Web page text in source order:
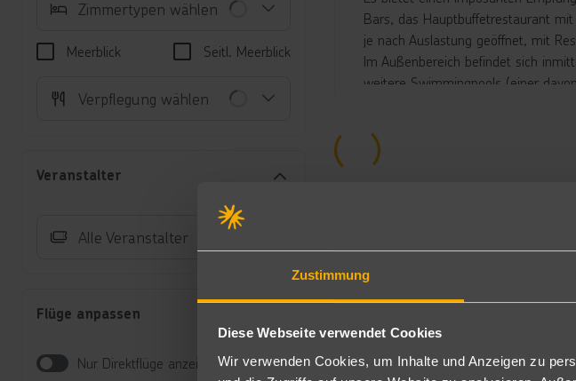
Zustimmung
Diese Webseite verwendet Cookies
Wir verwenden Cookies, um Inhalte und Anzeigen zu
Zimmertypen wählen
Meerblick Seitl. Meerblick
Verpflegung wählen
Veranstalter
Alle Veranstalter
Flüge anpassen
Nur Direktflüge anzeigen
Bars, das Hauptbuffetrestaurant
je nach Auslastung geöffnet, mit
Im Außenbereich befindet sich
weitere Swimmingpools (einer
Unterbringung
regulierbar/gratis), Minibar (auf
Föhn, sowie einem möblierten
(Präferierte Aussicht nur als
Auch zur Alleinbenutzung (DD1)
Zudem als Typ I (D2I/D1I) oder
buchbar.
Nur im Sommer auch als Typ
Doppelzimmer Deluxe Terrasse